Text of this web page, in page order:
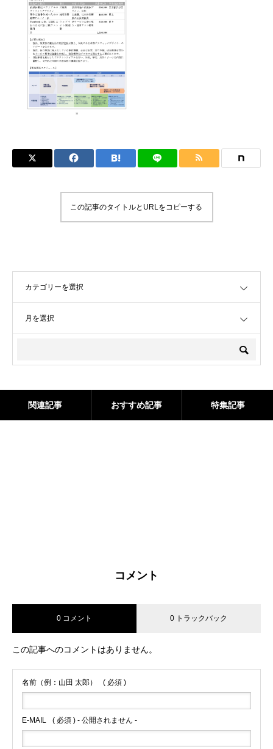
この記事のタイトルとURLをコピーする
関連記事 おすすめ記事 特集記事
コメント
0 コメント 0 トラックバック
この記事へのコメントはありません。
名前（例：山田 太郎） ( 必須 )
E-MAIL ( 必須 ) - 公開されません -